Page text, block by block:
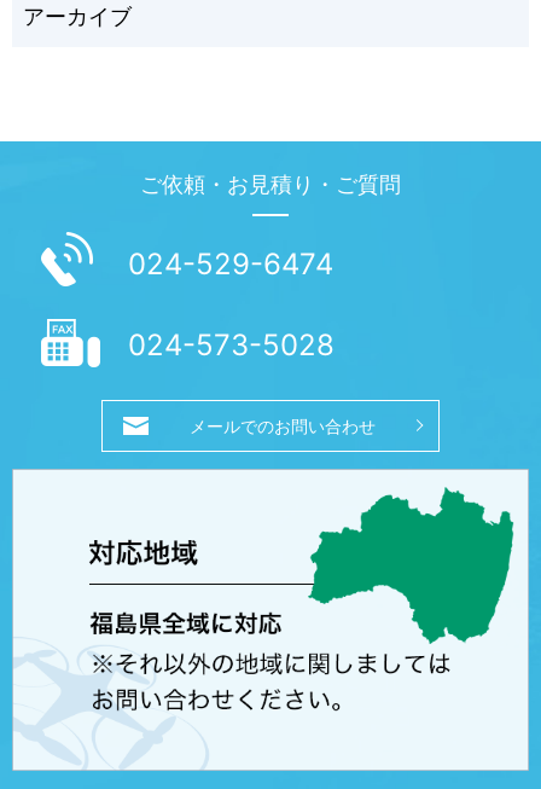
ご依頼・お見積り・ご質問
024-529-6474
024-573-5028
メールでのお問い合わせ